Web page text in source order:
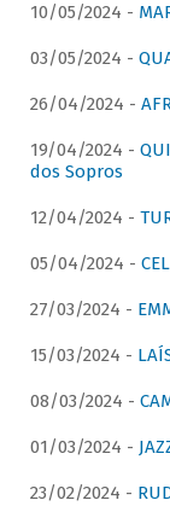
10/05/2024 -
03/05/2024 -
26/04/2024 -
19/04/2024 -
dos Sopros
12/04/2024 -
05/04/2024 -
27/03/2024 -
15/03/2024 -
08/03/2024 -
01/03/2024 -
23/02/2024 -